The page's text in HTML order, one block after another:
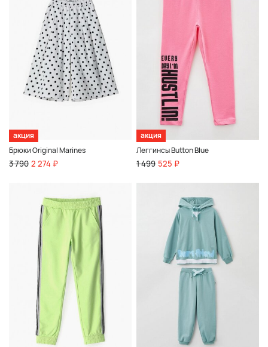
акция
Брюки Original Marines
3 790 2 274 ₽
акция
Леггинсы Button Blue
1 499 525 ₽